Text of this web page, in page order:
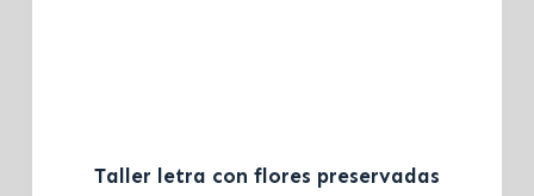
Taller letra con flores preservadas